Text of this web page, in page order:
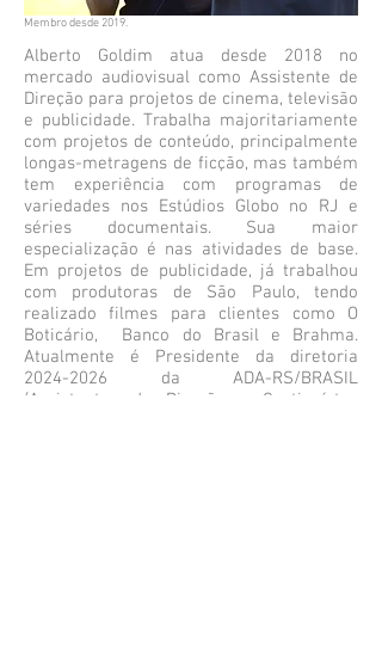
Membro desde 2019.
Alberto Goldim atua desde 2018 no
mercado audiovisual como Assistente de
Direção para projetos de cinema, televisão
e publicidade. Trabalha majoritariamente
com projetos de conteúdo, principalmente
longas-metragens de ficção, mas também
tem experiência com programas de
variedades nos Estúdios Globo no RJ e
séries documentais. Sua maior
especialização é nas atividades de base.
Em projetos de publicidade, já trabalhou
com produtoras de São Paulo, tendo
realizado filmes para clientes como O
Boticário, Banco do Brasil e Brahma.
Atualmente é Presidente da diretoria
2024-2026 da ADA-RS/BRASIL
(Assistentes de Direção e Continuístas